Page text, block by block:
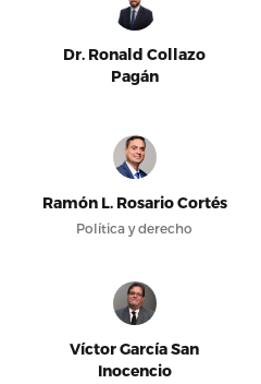
Dr. Ronald Collazo
Pagán
Ramón L. Rosario Cortés
Política y derecho
Víctor García San
Inocencio